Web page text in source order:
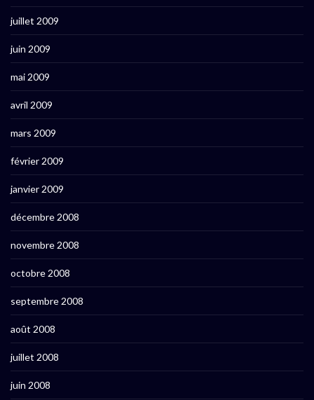
juillet 2009
juin 2009
mai 2009
avril 2009
mars 2009
février 2009
janvier 2009
décembre 2008
novembre 2008
octobre 2008
septembre 2008
août 2008
juillet 2008
juin 2008